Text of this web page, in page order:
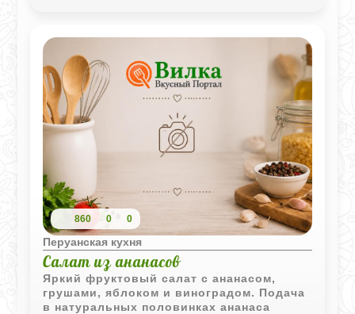
860 0 0
Перуанская кухня
Салат из ананасов
Яркий фруктовый салат с ананасом,
грушами, яблоком и виноградом. Подача
в натуральных половинках ананаса